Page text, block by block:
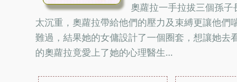
奧蘿拉一手拉拔三個孫
太沉重，奧蘿拉帶給他們的壓力及束縛更讓他
難過，結果她的女傭設計了一個圈套，想讓她去
的奧蘿拉竟愛上了她的心理醫生…